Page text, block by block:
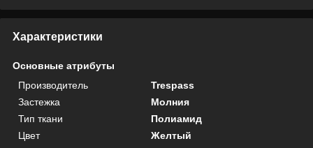
Характеристики
Основные атрибуты
Производитель
Trespass
Застежка
Молния
Тип ткани
Полиамид
Цвет
Желтый